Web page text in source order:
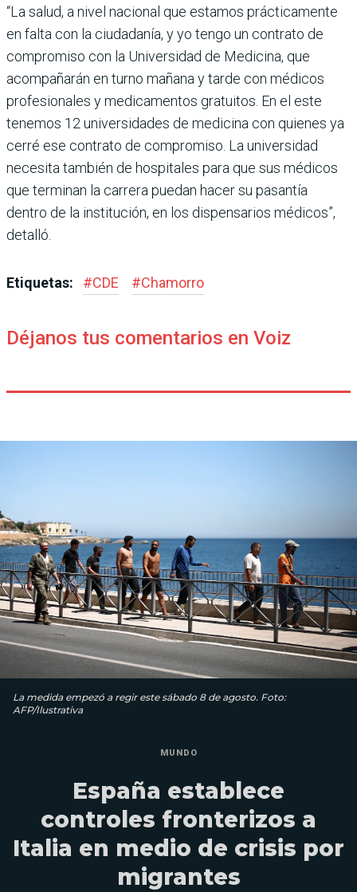
“La salud, a nivel nacional que estamos prácticamente
en falta con la ciudadanía, y yo tengo un contrato de
compromiso con la Universidad de Medicina, que
acompañarán en turno mañana y tarde con médicos
profesionales y medicamentos gratuitos. En el este
tenemos 12 universidades de medicina con quienes ya
cerré ese contrato de compromiso. La universidad
necesita también de hospitales para que sus médicos
que terminan la carrera puedan hacer su pasantía
dentro de la institución, en los dispensarios médicos”,
detalló.
Etiquetas: #CDE #Chamorro
Déjanos tus comentarios en Voiz
La medida empezó a regir este sábado 8 de agosto. Foto:
AFP/Ilustrativa
MUNDO
España establece
controles fronterizos a
Italia en medio de crisis por
migrantes